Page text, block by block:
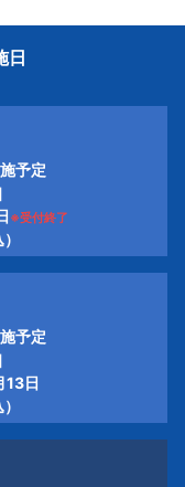
日
予定
※受付終了
予定
13日